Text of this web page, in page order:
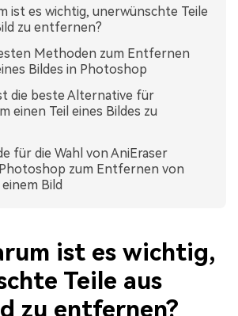
ist es wichtig, unerwünschte Teile
zu entfernen?
Methoden zum Entfernen
Bildes in Photoshop
die beste Alternative für
einen Teil eines Bildes zu
für die Wahl von AniEraser
zum Entfernen von
Bild
ist es wichtig,
Teile aus
zu entfernen?